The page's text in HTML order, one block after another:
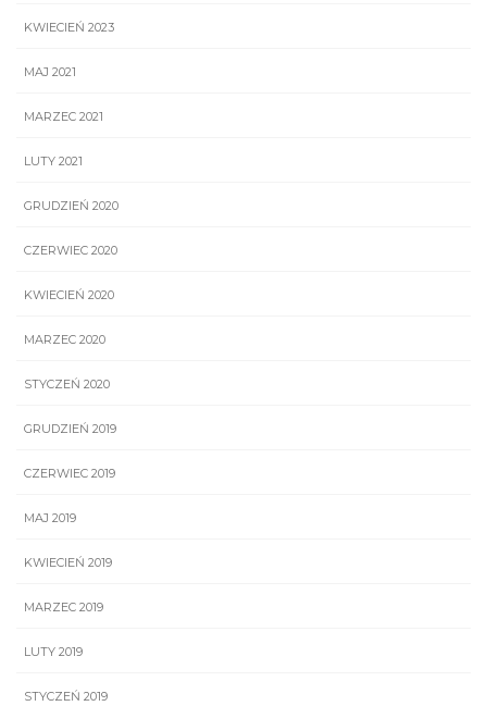
KWIECIEŃ 2023
MAJ 2021
MARZEC 2021
LUTY 2021
GRUDZIEŃ 2020
CZERWIEC 2020
KWIECIEŃ 2020
MARZEC 2020
STYCZEŃ 2020
GRUDZIEŃ 2019
CZERWIEC 2019
MAJ 2019
KWIECIEŃ 2019
MARZEC 2019
LUTY 2019
STYCZEŃ 2019